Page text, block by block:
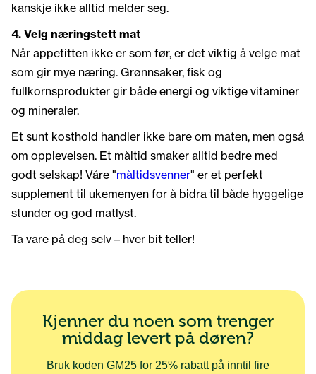
kanskje ikke alltid melder seg.
4. Velg næringstett mat
Når appetitten ikke er som før, er det viktig å velge mat
som gir mye næring. Grønnsaker, fisk og
fullkornsprodukter gir både energi og viktige vitaminer
og mineraler.
Et sunt kosthold handler ikke bare om maten, men også
om opplevelsen. Et måltid smaker alltid bedre med
godt selskap! Våre "måltidsvenner" er et perfekt
supplement til ukemenyen for å bidra til både hyggelige
stunder og god matlyst.
Ta vare på deg selv – hver bit teller!
Kjenner du noen som trenger
middag levert på døren?
Bruk koden GM25 for 25% rabatt på inntil fire